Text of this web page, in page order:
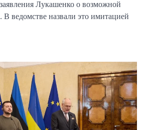
Лукашенко о возможной
В ведомстве назвали это имитацией